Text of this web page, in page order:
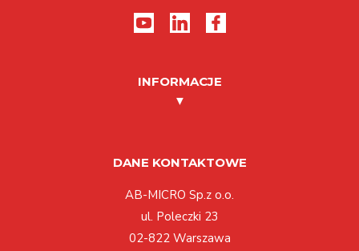
INFORMACJE
DANE KONTAKTOWE
AB-MICRO Sp.z o.o.
ul. Poleczki 23
02-822 Warszawa